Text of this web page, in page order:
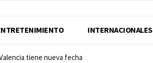
INTERNACIONALES
tiene nueva fecha